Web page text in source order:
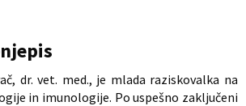
dr. vet. med., je mlada raziskovalka na
in imunologije. Po uspešno zaključeni